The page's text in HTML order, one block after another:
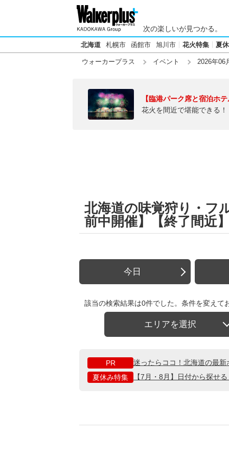
次の楽しいが見つかる。
北海道 札幌市 函館市 旭川市 花火特集 夏
ウォーカープラス イベント 2026年06
【臨港パーク席と宿泊ホ
花火を間近で堪能できる
北海道の味覚狩り・フ
前中開催】【終了間近
今日
該当の検索結果は0件でした。条件を変えて
エリアを選択
PR
迷ったらココ！北海道の最
夏休み特集
【7月・8月】日付から探せ